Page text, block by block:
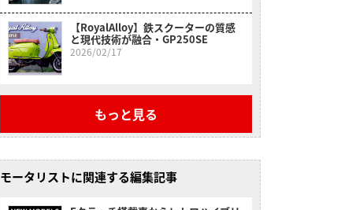
【RoyalAlloy】鉄スクーターの質感
と現代技術が融合・GP250SE
2026/02/17
もっと見る
モータリストに関連する編集記事